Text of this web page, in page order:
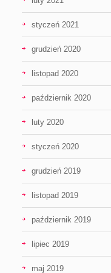
styczeń 2021
grudzień 2020
listopad 2020
październik 2020
luty 2020
styczeń 2020
grudzień 2019
listopad 2019
październik 2019
lipiec 2019
maj 2019